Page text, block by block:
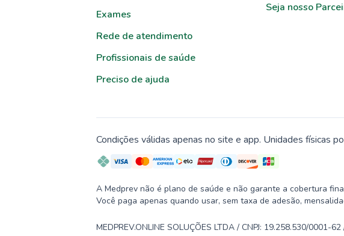
Exames
Rede de atendimento
Profissionais de saúde
Preciso de ajuda
Seja nosso
Condições válidas apenas no site e app. Unidades físicas
A Medprev não é plano de saúde e não garante a cobertura
Você paga apenas quando usar, sem taxa de adesão,
MEDPREV.ONLINE SOLUÇÕES LTDA / CNPJ: 19.258.530/0001-